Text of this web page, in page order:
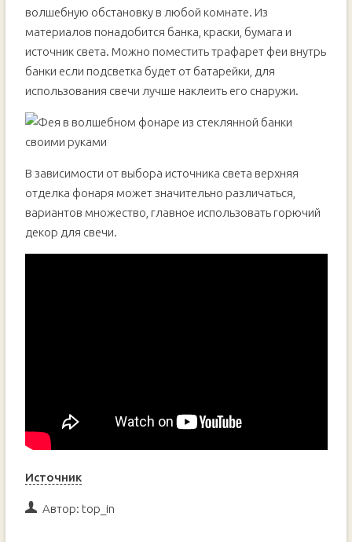
волшебную обстановку в любой комнате. Из
материалов понадобится банка, краски, бумага и
источник света. Можно поместить трафарет феи внутрь
банки если подсветка будет от батарейки, для
использования свечи лучше наклеить его снаружи.
В зависимости от выбора источника света верхняя
отделка фонаря может значительно различаться,
вариантов множество, главное использовать горючий
декор для свечи.
Источник
Автор: top_in